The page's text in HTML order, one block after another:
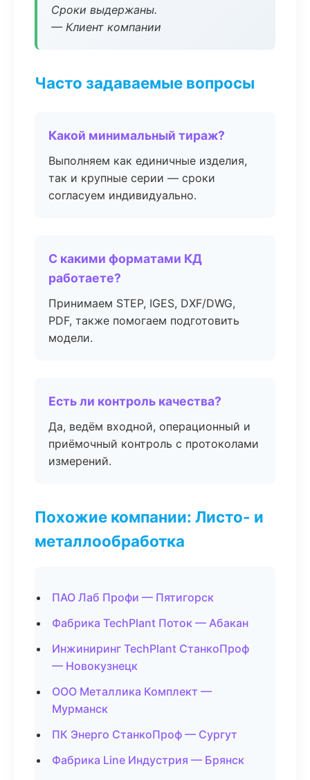
Сроки выдержаны.
— Клиент компании
Часто задаваемые вопросы
Какой минимальный тираж?
Выполняем как единичные изделия,
так и крупные серии — сроки
согласуем индивидуально.
С какими форматами КД
работаете?
Принимаем STEP, IGES, DXF/DWG,
PDF, также помогаем подготовить
модели.
Есть ли контроль качества?
Да, ведём входной, операционный и
приёмочный контроль с протоколами
измерений.
Похожие компании: Листо- и
металлообработка
ПАО Лаб Профи — Пятигорск
Фабрика TechPlant Поток — Абакан
Инжиниринг TechPlant СтанкоПроф
— Новокузнецк
ООО Металлика Комплект —
Мурманск
ПК Энерго СтанкоПроф — Сургут
Фабрика Line Индустрия — Брянск